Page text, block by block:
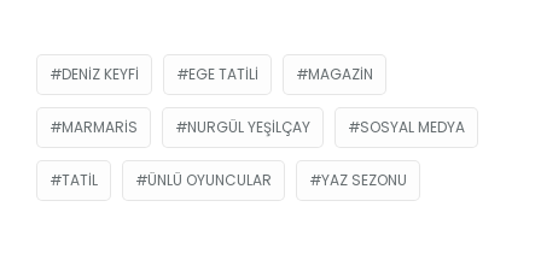
DENIZ KEYFI EGE TATILI MAGAZIN
MARMARIS NURGÜL YEŞILÇAY SOSYAL MEDYA
TATIL ÜNLÜ OYUNCULAR YAZ SEZONU